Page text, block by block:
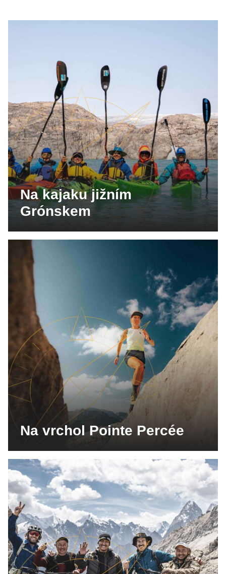
Na kajaku jižním
Grónskem
Na vrchol Pointe Percée